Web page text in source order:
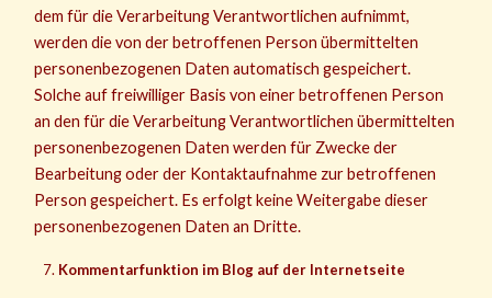
dem für die Verarbeitung Verantwortlichen aufnimmt,
werden die von der betroffenen Person übermittelten
personenbezogenen Daten automatisch gespeichert.
Solche auf freiwilliger Basis von einer betroffenen Person
an den für die Verarbeitung Verantwortlichen übermittelten
personenbezogenen Daten werden für Zwecke der
Bearbeitung oder der Kontaktaufnahme zur betroffenen
Person gespeichert. Es erfolgt keine Weitergabe dieser
personenbezogenen Daten an Dritte.
Kommentarfunktion im Blog auf der Internetseite